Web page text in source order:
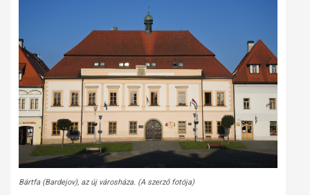
Bártfa (Bardejov), az új városháza. (A szerző fotója)